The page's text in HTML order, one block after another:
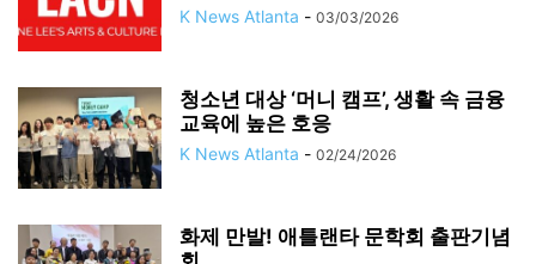
K News Atlanta - 03/03/2026
청소년 대상 ‘머니 캠프’, 생활 속 금융
교육에 높은 호응
K News Atlanta - 02/24/2026
화제 만발! 애틀랜타 문학회 출판기념